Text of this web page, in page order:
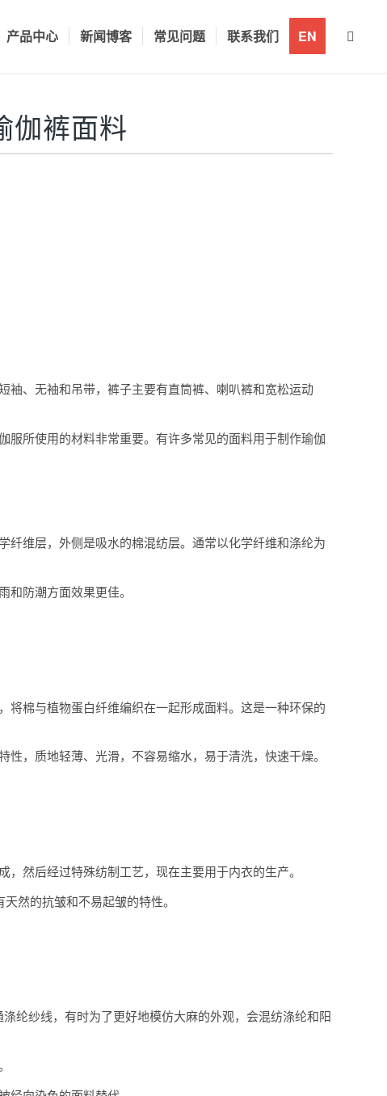
产品中心 新闻博客 常见问题 联系我们 EN
伽裤面料
袖、无袖和吊带，裤子主要有直筒裤、喇叭裤和宽松运动
所使用的材料非常重要。有许多常见的面料用于制作瑜伽
维层，外侧是吸水的棉混纺层。通常以化学纤维和涤纶为
防潮方面效果更佳。
棉与植物蛋白纤维编织在一起形成面料。这是一种环保的
，质地轻薄、光滑，不容易缩水，易于清洗，快速干燥。
然后经过特殊纺制工艺，现在主要用于内衣的生产。
然的抗皱和不易起皱的特性。
纶纱线，有时为了更好地模仿大麻的外观，会混纺涤纶和阳